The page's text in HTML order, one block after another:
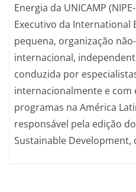
Energia da UNICAMP
Executivo da International
pequena, organização
internacional,
conduzida por
internacionalmente e
programas na América
responsável pela edição
Sustainable Development,